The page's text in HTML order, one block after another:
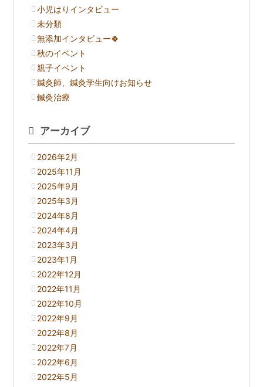
小児はりインタビュー
未分類
無添加インタビュー🍀
秋のイベント
親子イベント
鍼灸師、鍼灸学生向けお知らせ
鍼灸治療
アーカイブ
2026年2月
2025年11月
2025年9月
2025年3月
2024年8月
2024年4月
2023年3月
2023年1月
2022年12月
2022年11月
2022年10月
2022年9月
2022年8月
2022年7月
2022年6月
2022年5月